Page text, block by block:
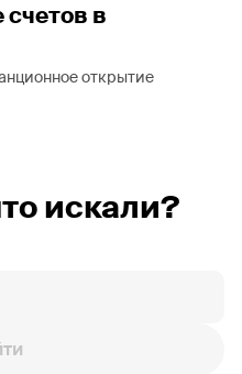
в
открытие
искали?